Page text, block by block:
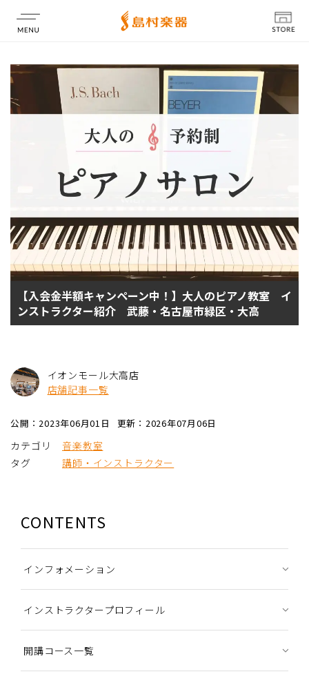
店舗情報
【入会金半額キャンペーン中！】大人のピアノ教室 イ
ンストラクター紹介 武藤・名古屋市緑区・大高
イオンモール大高店
店舗記事一覧
公開：2023年06月01日 更新：2026年07月06日
カテゴリ
音楽教室
タグ
講師・インストラクター
CONTENTS
インフォメーション
インストラクタープロフィール
開講コース一覧